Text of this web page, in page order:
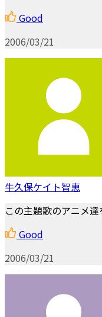
Good
2006/03/21
牛久保ケイト智恵
この主題歌のアニメ達
Good
2006/03/21